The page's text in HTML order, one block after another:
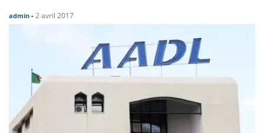
admin - 2 avril 2017